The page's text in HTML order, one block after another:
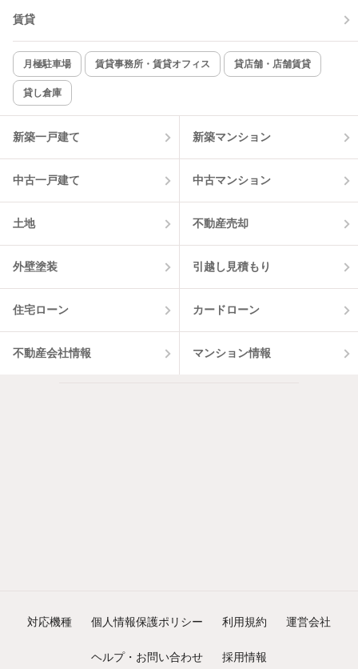
賃貸
月極駐車場 賃貸事務所・賃貸オフィス 貸店舗・店舗賃貸
貸し倉庫
新築一戸建て 新築マンション
中古一戸建て 中古マンション
土地 不動産売却
外壁塗装 引越し見積もり
住宅ローン カードローン
不動産会社情報 マンション情報
対応機種 個人情報保護ポリシー 利用規約 運営会社
ヘルプ・お問い合わせ 採用情報